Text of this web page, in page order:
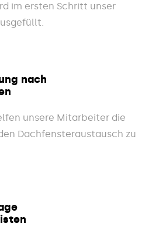
im ersten Schritt unser
nach
unsere Mitarbeiter die
Dachfensteraustausch zu